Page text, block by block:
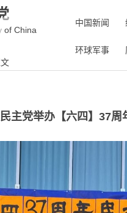
of China
中国新闻
环球军事
主党举办【六四】37